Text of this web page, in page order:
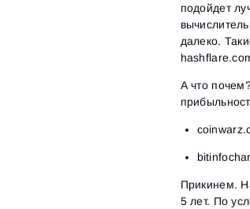
подойдет
далеко.
А что
Прикинем.
5 лет. По